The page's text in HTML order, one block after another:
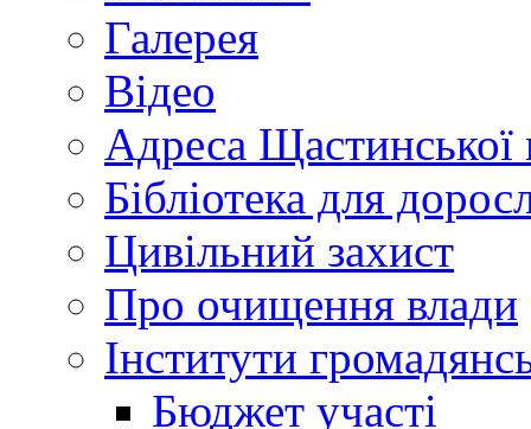
Галерея
Відео
Адреса Щастинської
Бібліотека для
Цивільний захист
Про очищення влади
Інститути
Бюджет участі